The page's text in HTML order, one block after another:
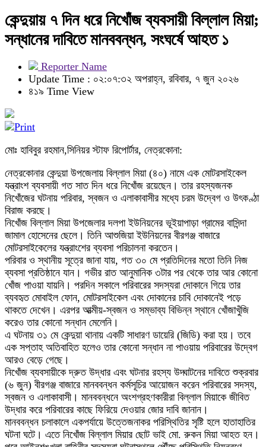
কেন্দুয়ায় ৭ দিন ধরে নিখোঁজ ব্যবসায়ী বিল্লাল মিয়া;
সন্ধানের দাবিতে মানববন্ধন, সংঘর্ষে আহত ১
Reporter Name
Update Time : ০২:০৭:৩২ অপরাহ্ন, রবিবার, ৭ জুন ২০২৬
৪১৯ Time View
মোঃ হাবিবুর রহমান,সিনিয়র স্টাফ রিপোর্টার, নেত্রকোনা:
নেত্রকোনার কেন্দুয়া উপজেলায় বিল্লাল মিয়া (৪০) নামে এক মোটরসাইকেল
যন্ত্রাংশ ব্যবসায়ী গত সাত দিন ধরে নিখোঁজ রয়েছেন। তার রহস্যজনক
নিখোঁজের ঘটনায় পরিবার, স্বজন ও এলাকাবাসীর মধ্যে চরম উদ্বেগ ও উৎকণ্ঠা
বিরাজ করছে।
নিখোঁজ বিল্লাল মিয়া উপজেলার দলপা ইউনিয়নের ভূইয়াপাড়া গ্রামের বাসিন্দা
জামাল হোসেনের ছেলে। তিনি আশুজিয়া ইউনিয়নের বীরগঞ্জ বাজারে
মোটরসাইকেলের যন্ত্রাংশের ব্যবসা পরিচালনা করতেন।
পরিবার ও স্থানীয় সূত্রে জানা যায়, গত ৩০ মে প্রতিদিনের মতো তিনি নিজ
ব্যবসা প্রতিষ্ঠানে যান। গভীর রাত আনুমানিক ৩টার পর থেকে তার আর কোনো
খোঁজ পাওয়া যায়নি। পরদিন সকালে পরিবারের সদস্যরা দোকানে গিয়ে তার
ব্যবহৃত মোবাইল ফোন, মোটরসাইকেল এবং দোকানের চাবি দোকানেই পড়ে
থাকতে দেখেন। এরপর আত্মীয়-স্বজন ও সম্ভাব্য বিভিন্ন স্থানে খোঁজাখুঁজি
করেও তার কোনো সন্ধান মেলেনি।
এ ঘটনায় ৩১ মে কেন্দুয়া থানায় একটি সাধারণ ডায়েরি (জিডি) করা হয়। তবে
এক সপ্তাহ অতিবাহিত হলেও তার কোনো সন্ধান না পাওয়ায় পরিবারের উদ্বেগ
আরও বেড়ে গেছে।
নিখোঁজ ব্যবসায়ীকে দ্রুত উদ্ধার এবং ঘটনার রহস্য উদ্ঘাটনের দাবিতে শুক্রবার
(৬ জুন) বীরগঞ্জ বাজারে মানববন্ধন কর্মসূচির আয়োজন করেন পরিবারের সদস্য,
স্বজন ও এলাকাবাসী। মানববন্ধনে অংশগ্রহণকারীরা বিল্লাল মিয়াকে জীবিত
উদ্ধার করে পরিবারের কাছে ফিরিয়ে দেওয়ার জোর দাবি জানান।
মানববন্ধন চলাকালে একপর্যায়ে উত্তেজনাকর পরিস্থিতির সৃষ্টি হলে হাতাহাতির
ঘটনা ঘটে। এতে নিখোঁজ বিল্লাল মিয়ার ছোট ভাই মো. রুকন মিয়া আহত হন।